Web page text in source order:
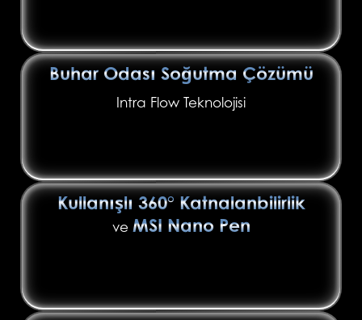
Buhar Odası Soğutma Çözümü
Intra Flow Teknolojisi
Kullanışlı 360° Katnalanbilirlik
ve MSI Nano Pen